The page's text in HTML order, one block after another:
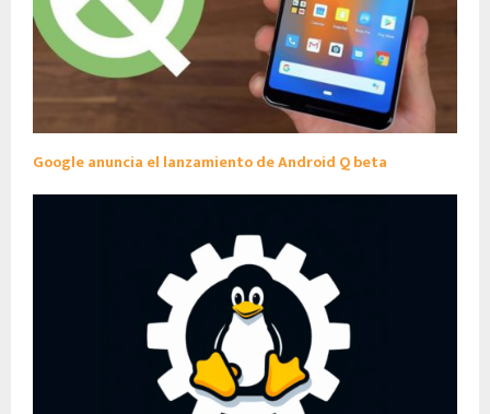
Google anuncia el lanzamiento de Android Q beta